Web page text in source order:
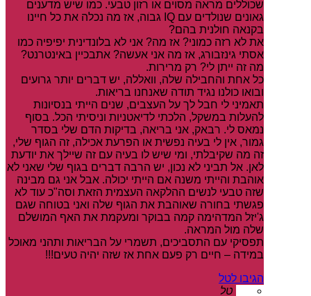
שכוללים מראה מסוים או רזון טבעי. כמו שיש מדענים
גאונים שנולדים עם IQ גבוה, אז מה נכלה את כל חיינו
בקנאה חולנית בהם?
את לא רזה כמוני? אז מה? אני לא בלונדינית יפיפיה כמו
אסתי גינזבורג, אז מה אני אעשה? אתבכיין באינטרנט?
מה זה ייתן לי? רק מרירות.
כל אחת והחבילה שלה, וואללה, יש דברים יותר גרועים
ובואו כולנו נגיד תודה שאנחנו בריאות.
תאמיני לי חבל לך על העצבים, שנים הייתי בנסיונות
להעלות במשקל, הלכתי לדיאטניות וניסיתי הכל. בסוף
נמאס לי. רבאק, אני בריאה, בדיקות הדם שלי בסדר
גמור, אין לי בעיה נפשית או הפרעת אכילה, זה הגוף שלי,
זה מה שקיבלתי, ומי שיש לו בעיה עם זה שיילך את יודעת
לאן. אל תביני לא נכון, יש הרבה דברים בגוף שלי שאני לא
אוהבת והייתי משנה אם הייתי יכולה. אבל אני גם מבינה
שזה טבעי לנשים ההלקאה העצמית הזאת וסה"כ עוד לא
פגשתי בחורה שאוהבת את הגוף שלה ואני בטוחה שגם
ג'יזל המדהימה קמה בבוקר ומעקמת את האף המושלם
שלה מול המראה.
תפסיקי עם התסביכים, תשמרי על הבריאות ותהני מאוכל
במידה – חיים רק פעם אחת אז שזה יהיה טעים!!!
הגיבו לטל
טל